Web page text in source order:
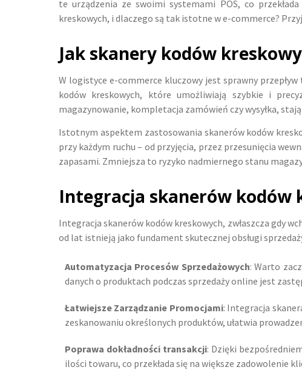
te urządzenia ze swoimi systemami POS, co
kreskowych, i dlaczego są tak istotne w e-commerce?
Jak skanery kodów
W logistyce e-commerce kluczowy jest sprawny
kodów kreskowych, które umożliwiają szybkie i
magazynowanie, kompletacja zamówień czy wysyłka,
Istotnym aspektem zastosowania skanerów kodów
przy każdym ruchu – od przyjęcia, przez przesunięcia
zapasami. Zmniejsza to ryzyko nadmiernego stanu
Integracja skanerów kodów
Integracja skanerów kodów kreskowych, zwłaszcza gdy
od lat istnieją jako fundament skutecznej obsługi
Automatyzacja Procesów Sprzedażowych: Warto
danych o produktach podczas sprzedaży online jest
Łatwiejsze Zarządzanie Promocjami: Integracja
zeskanowaniu określonych produktów, ułatwia
Poprawa dokładności transakcji: Dzięki
ilości towaru, co przekłada się na większe zadowolenie